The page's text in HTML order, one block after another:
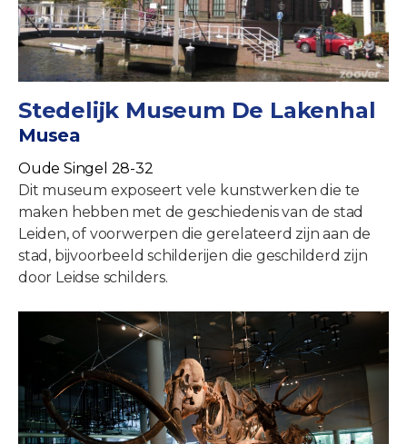
Stedelijk Museum De Lakenhal
Musea
Oude Singel 28-32
Dit museum exposeert vele kunstwerken die te
maken hebben met de geschiedenis van de stad
Leiden, of voorwerpen die gerelateerd zijn aan de
stad, bijvoorbeeld schilderijen die geschilderd zijn
door Leidse schilders.